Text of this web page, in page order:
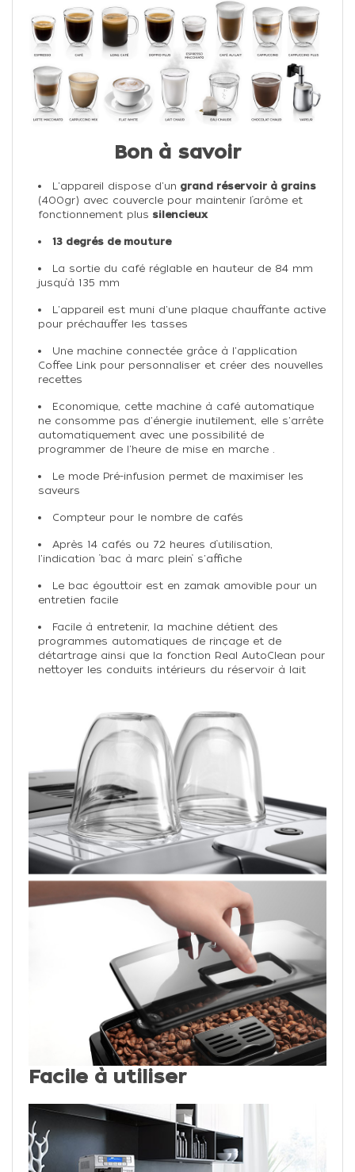
Bon à savoir
L'appareil dispose d'un grand réservoir à grains
(400gr) avec couvercle pour maintenir l’arôme et
fonctionnement plus silencieux
13 degrés de mouture
La sortie du café réglable en hauteur de 84 mm
jusqu’à 135 mm
L'appareil est muni d'une plaque chauffante active
pour préchauffer les tasses
Une machine connectée grâce à l'application
Coffee Link pour personnaliser et créer des nouvelles
recettes
Economique, cette machine à café automatique
ne consomme pas d'énergie inutilement, elle s'arrête
automatiquement avec une possibilité de
programmer de l'heure de mise en marche .
Le mode Pré-infusion permet de maximiser les
saveurs
Compteur pour le nombre de cafés
Après 14 cafés ou 72 heures d’utilisation,
l'indication ’bac à marc plein’ s'affiche
Le bac égouttoir est en zamak amovible pour un
entretien facile
Facile à entretenir, la machine détient des
programmes automatiques de rinçage et de
détartrage ainsi que la fonction Real AutoClean pour
nettoyer les conduits intérieurs du réservoir à lait
Facile à utiliser